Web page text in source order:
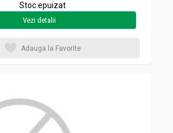
Stoc epuizat
Vezi detalii
Adauga la Favorite